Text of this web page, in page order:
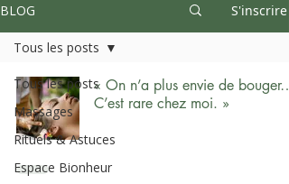
BLOG S'inscrire
Tous les posts
Massages
Rituels & Astuces
Espace Bionheur
Tous les posts
« On n’a plus envie de bouger…
C’est rare chez moi. »